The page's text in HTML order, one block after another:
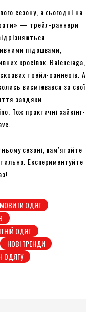
сезону, а сьогодні на
— трейл-раннери
підошвами,
кросівок. Balenciaga,
трейл-раннерів. А
висміювався за свої
завдяки
Тож практичні хайкінг-
сезоні, пам’ятайте
Експериментуйте
ОДЯГ
ОДЯГ
НОВІ ТРЕНДИ
ОДЯГУ